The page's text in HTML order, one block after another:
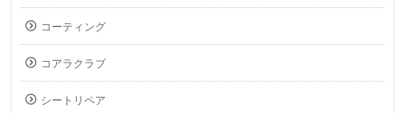
コーティング
コアラクラブ
シートリペア